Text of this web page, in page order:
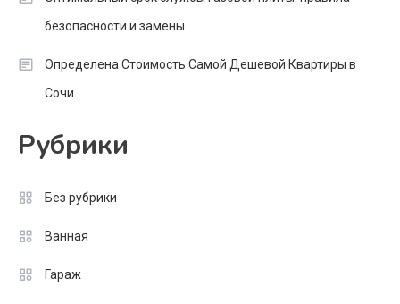
безопасности и замены
Определена Стоимость Самой Дешевой Квартиры в
Сочи
Рубрики
Без рубрики
Ванная
Гараж